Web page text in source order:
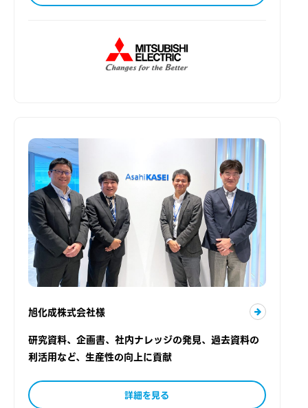
旭化成株式会社様
研究資料、企画書、社内ナレッジの発見、過去資料の
利活用など、生産性の向上に貢献
詳細を見る